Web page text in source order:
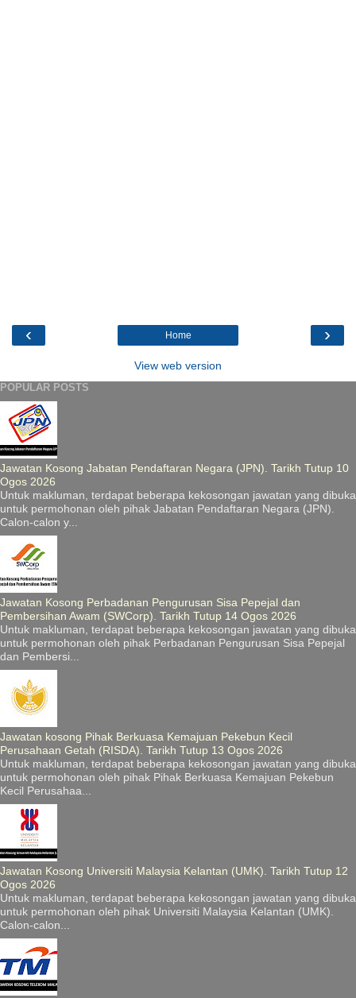
‹ ›
Home
View web version
POPULAR POSTS
Jawatan Kosong Jabatan Pendaftaran Negara (JPN). Tarikh Tutup 10
Ogos 2026
Untuk makluman, terdapat beberapa kekosongan jawatan yang dibuka
untuk permohonan oleh pihak Jabatan Pendaftaran Negara (JPN).
Calon-calon y...
Jawatan Kosong Perbadanan Pengurusan Sisa Pepejal dan
Pembersihan Awam (SWCorp). Tarikh Tutup 14 Ogos 2026
Untuk makluman, terdapat beberapa kekosongan jawatan yang dibuka
untuk permohonan oleh pihak Perbadanan Pengurusan Sisa Pepejal
dan Pembersi...
Jawatan kosong Pihak Berkuasa Kemajuan Pekebun Kecil
Perusahaan Getah (RISDA). Tarikh Tutup 13 Ogos 2026
Untuk makluman, terdapat beberapa kekosongan jawatan yang dibuka
untuk permohonan oleh pihak Pihak Berkuasa Kemajuan Pekebun
Kecil Perusahaa...
Jawatan Kosong Universiti Malaysia Kelantan (UMK). Tarikh Tutup 12
Ogos 2026
Untuk makluman, terdapat beberapa kekosongan jawatan yang dibuka
untuk permohonan oleh pihak Universiti Malaysia Kelantan (UMK).
Calon-calon...